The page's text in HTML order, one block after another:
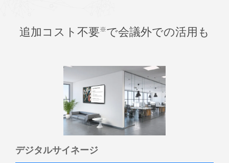
追加コスト不要 ※ で会議外での活用も
デジタルサイネージ